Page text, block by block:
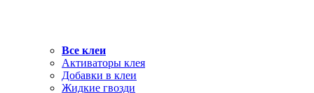
Все клеи
Активаторы клея
Добавки в клеи
Жидкие гвозди